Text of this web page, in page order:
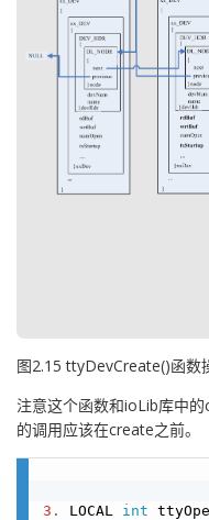
图2.15 ttyDevCreate()函数
注意这个函数和ioLib库中
的调用应该在create之前。
3 . LOCAL int